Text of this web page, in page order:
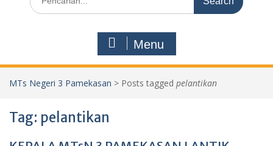
for:
Menu
MTs Negeri 3 Pamekasan > Posts tagged pelantikan
Tag: pelantikan